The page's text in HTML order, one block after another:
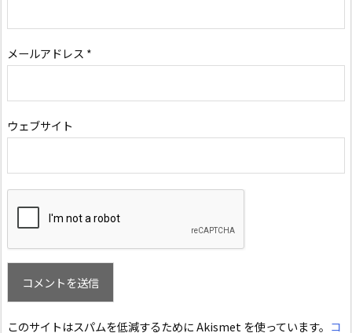
メールアドレス *
ウェブサイト
このサイトはスパムを低減するために Akismet を使っています。 コ